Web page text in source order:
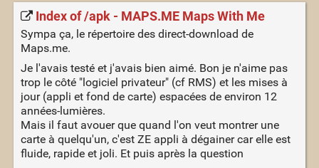
Index of /apk - MAPS.ME Maps With Me
Sympa ça, le répertoire des direct-download de
Maps.me.
Je l'avais testé et j'avais bien aimé. Bon je n'aime pas
trop le côté "logiciel privateur" (cf RMS) et les mises à
jour (appli et fond de carte) espacées de environ 12
années-lumières.
Mais il faut avouer que quand l'on veut montrer une
carte à quelqu'un, c'est ZE appli à dégainer car elle est
fluide, rapide et joli. Et puis après la question